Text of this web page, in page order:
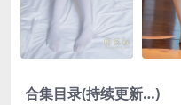
合集目录(持续更新…)